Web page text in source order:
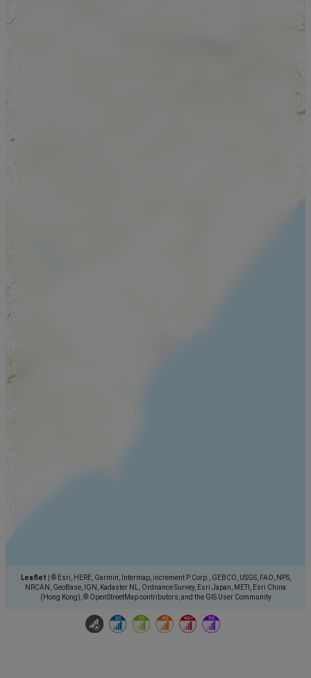
Leaflet
© Esri, HERE, Garmin, Intermap, increment P Corp., GEBCO, USGS, FAO, NPS,
NRCAN, GeoBase, IGN, Kadaster NL, Ordnance Survey, Esri Japan, METI, Esri China
(Hong Kong), © OpenStreetMap contributors, and the GIS User Community